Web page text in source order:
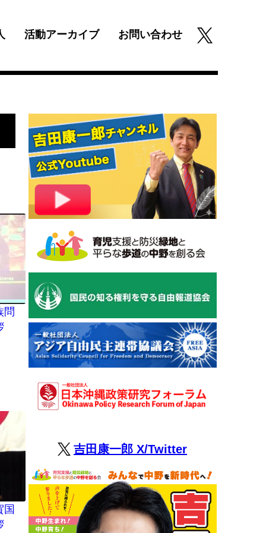
活動アーカイブ お問い合わせ
問
国
吉田康一郎 X/Twitter